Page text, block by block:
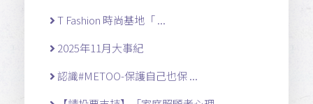
T Fashion 時尚基地「 ...
2025年11月大事紀
認識#METOO-保護自己也保 ...